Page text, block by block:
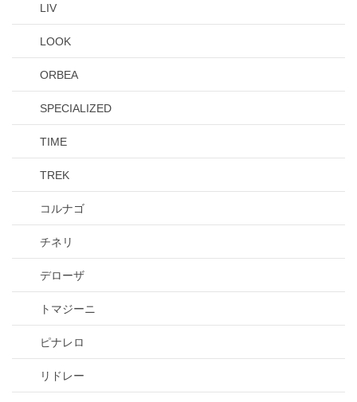
LIV
LOOK
ORBEA
SPECIALIZED
TIME
TREK
コルナゴ
チネリ
デローザ
トマジーニ
ピナレロ
リドレー